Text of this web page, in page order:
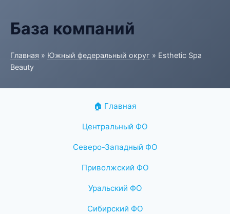
База компаний
Главная » Южный федеральный округ » Esthetic Spa
Beauty
🏠 Главная
Центральный ФО
Северо-Западный ФО
Приволжский ФО
Уральский ФО
Сибирский ФО